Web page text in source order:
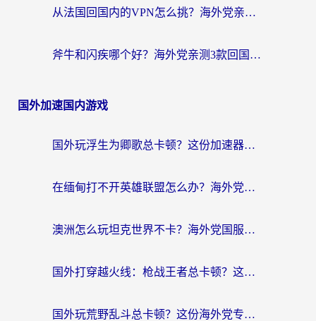
从法国回国内的VPN怎么挑？海外党亲测：稳定、多端、安全才是关键
斧牛和闪疾哪个好？海外党亲测3款回国加速器，教你选到不踩坑的那一款
国外加速国内游戏
国外玩浮生为卿歌总卡顿？这份加速器选择指南帮你找回丝滑体验
在缅甸打不开英雄联盟怎么办？海外党亲测有效的国服游戏加速指南
澳洲怎么玩坦克世界不卡？海外党国服游戏加速终极指南（附逆战奇妙碰碰车解决方案）
国外打穿越火线：枪战王者总卡顿？这篇加速器推荐下载指南帮你解决延迟难题
国外玩荒野乱斗总卡顿？这份海外党专属的国服游戏加速攻略请收好